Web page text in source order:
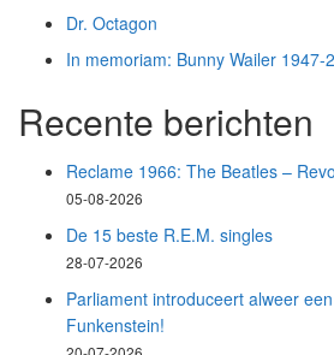
Dr. Octagon
In memoriam: Bunny Wailer 1947-
Recente berichten
Reclame 1966: The Beatles –
05-08-2026
De 15 beste R.E.M. singles
28-07-2026
Parliament introduceert alweer
Funkenstein!